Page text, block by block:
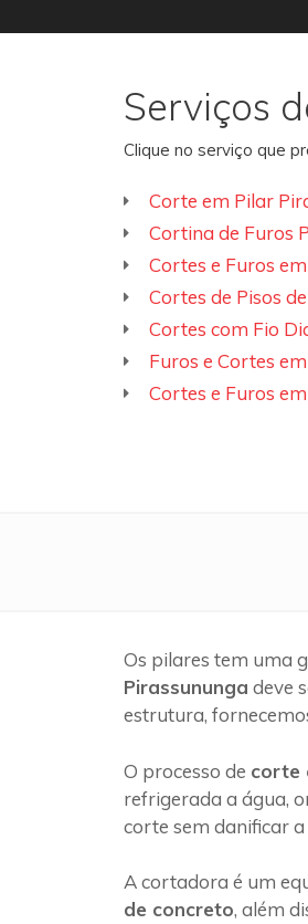
Serviços
Clique no serviço que
Corte em Pilar
Cortina de Furos
Cortes e Furos
Cortes de Pisos
Cortes com Fio
Furos e Cortes
Cortes e Furos
Os pilares tem uma
Pirassununga deve
estrutura,
O processo de corte
refrigerada a água,
corte sem danificar
A cortadora é um
de concreto, além